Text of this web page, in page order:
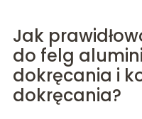
Jak
do felg
dokręcania i
dokręcania?